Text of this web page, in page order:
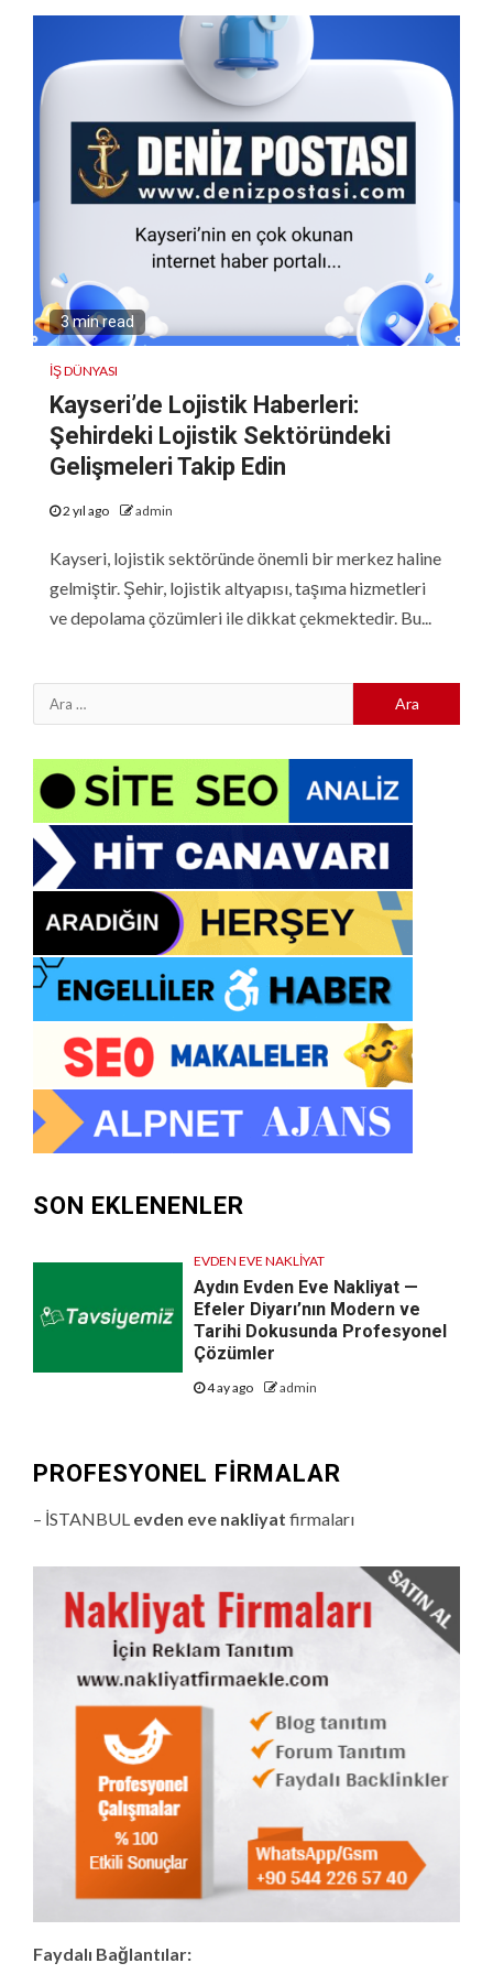
3 min read
İŞ DÜNYASI
Kayseri’de Lojistik Haberleri:
Şehirdeki Lojistik Sektöründeki
Gelişmeleri Takip Edin
2 yıl ago admin
Kayseri, lojistik sektöründe önemli bir merkez haline
gelmiştir. Şehir, lojistik altyapısı, taşıma hizmetleri
ve depolama çözümleri ile dikkat çekmektedir. Bu...
Arama:
SON EKLENENLER
EVDEN EVE NAKLIYAT
Aydın Evden Eve Nakliyat —
Efeler Diyarı’nın Modern ve
Tarihi Dokusunda Profesyonel
Çözümler
4 ay ago admin
PROFESYONEL FIRMALAR
– İSTANBUL evden eve nakliyat firmaları
Faydalı Bağlantılar: